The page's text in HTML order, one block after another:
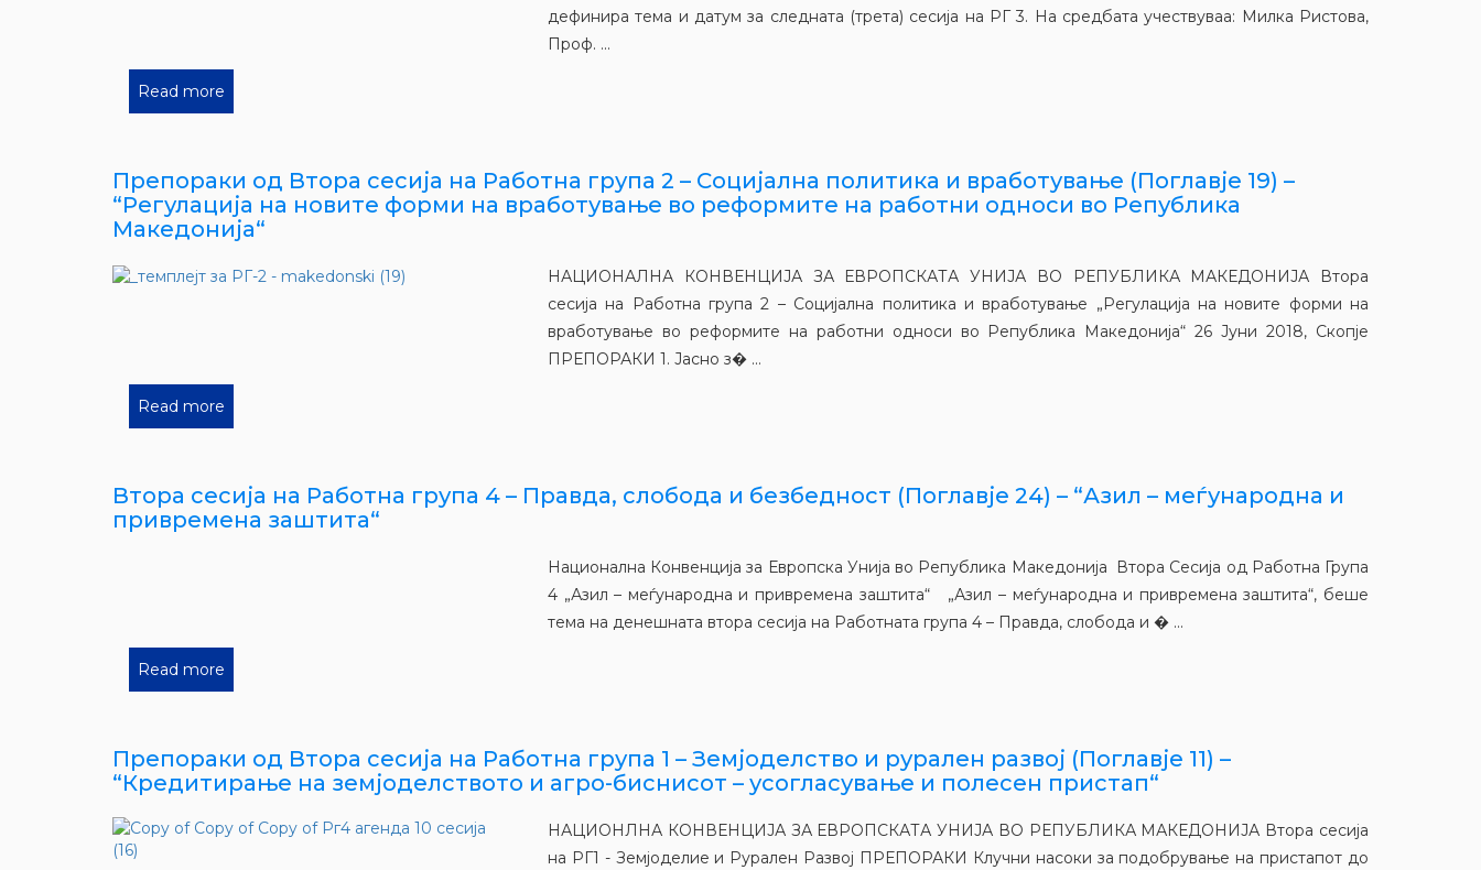
дефинира тема и датум за следната (трета) сесија на РГ 3. На средбата учествуваа: Милка Ристова,
Проф. ...
Read more
Препораки од Втора сесија на Работна група 2 – Социјална политика и вработување (Поглавје 19) –
“Регулација на новите форми на вработување во реформите на работни односи во Република
Македонија“
НАЦИОНАЛНА КОНВЕНЦИЈА ЗА ЕВРОПСКАТА УНИЈА ВО РЕПУБЛИКА МАКЕДОНИЈА Втора
сесија на Работна група 2 – Социјална политика и вработување „Регулација на новите форми на
вработување во реформите на работни односи во Република Македонија“ 26 Јуни 2018, Скопје
ПРЕПОРАКИ 1. Јасно з� ...
Read more
Втора сесија на Работна група 4 – Правда, слобода и безбедност (Поглавје 24) – “Азил – меѓународна и
привремена заштита“
Национална Конвенција за Европска Унија во Република Македонија Втора Сесија од Работна Група
4 „Азил – меѓународна и привремена заштита“ „Азил – меѓународна и привремена заштита“, беше
тема на денешната втора сесија на Работната група 4 – Правда, слобода и � ...
Read more
Препораки од Втора сесија на Работна група 1 – Земјоделство и рурален развој (Поглавје 11) –
“Кредитирање на земјоделството и агро-биснисот – усогласување и полесен пристап“
НАЦИОНЛНА КОНВЕНЦИЈА ЗА ЕВРОПСКАТА УНИЈА ВО РЕПУБЛИКА МАКЕДОНИЈА Втора сесија
на РГ1 - Земјоделие и Рурален Развој ПРЕПОРАКИ Клучни насоки за подобрување на пристапот до